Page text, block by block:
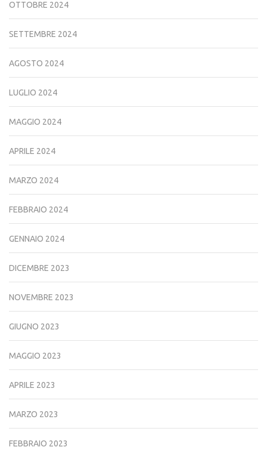
OTTOBRE 2024
SETTEMBRE 2024
AGOSTO 2024
LUGLIO 2024
MAGGIO 2024
APRILE 2024
MARZO 2024
FEBBRAIO 2024
GENNAIO 2024
DICEMBRE 2023
NOVEMBRE 2023
GIUGNO 2023
MAGGIO 2023
APRILE 2023
MARZO 2023
FEBBRAIO 2023